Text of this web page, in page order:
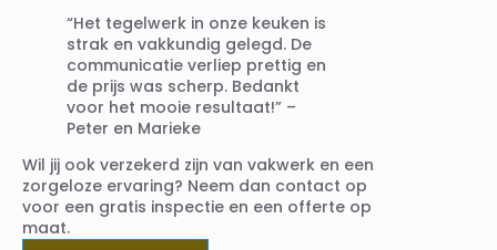
“Het tegelwerk in onze keuken is
strak en vakkundig gelegd. De
communicatie verliep prettig en
de prijs was scherp. Bedankt
voor het mooie resultaat!” –
Peter en Marieke
Wil jij ook verzekerd zijn van vakwerk en een
zorgeloze ervaring? Neem dan contact op
voor een gratis inspectie en een offerte op
maat.